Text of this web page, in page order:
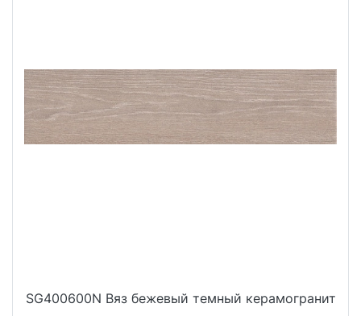
SG400600N Вяз бежевый темный керамогранит